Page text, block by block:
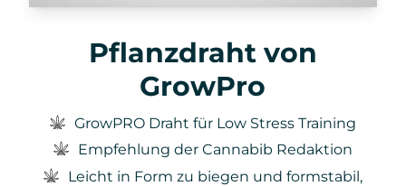
Pflanzdraht von
GrowPro
GrowPRO Draht für Low Stress Training
Empfehlung der Cannabib Redaktion
Leicht in Form zu biegen und formstabil,